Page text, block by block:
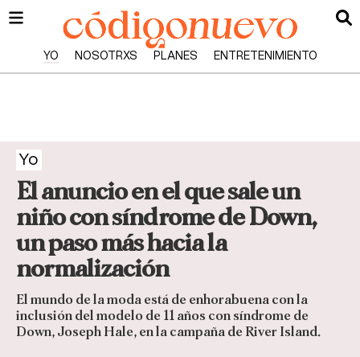
YO NOSOTRXS PLANES ENTRETENIMIENTO
Yo
El anuncio en el que sale un
niño con síndrome de Down,
un paso más hacia la
normalización
El mundo de la moda está de enhorabuena con la
inclusión del modelo de 11 años con síndrome de
Down, Joseph Hale, en la campaña de River Island.